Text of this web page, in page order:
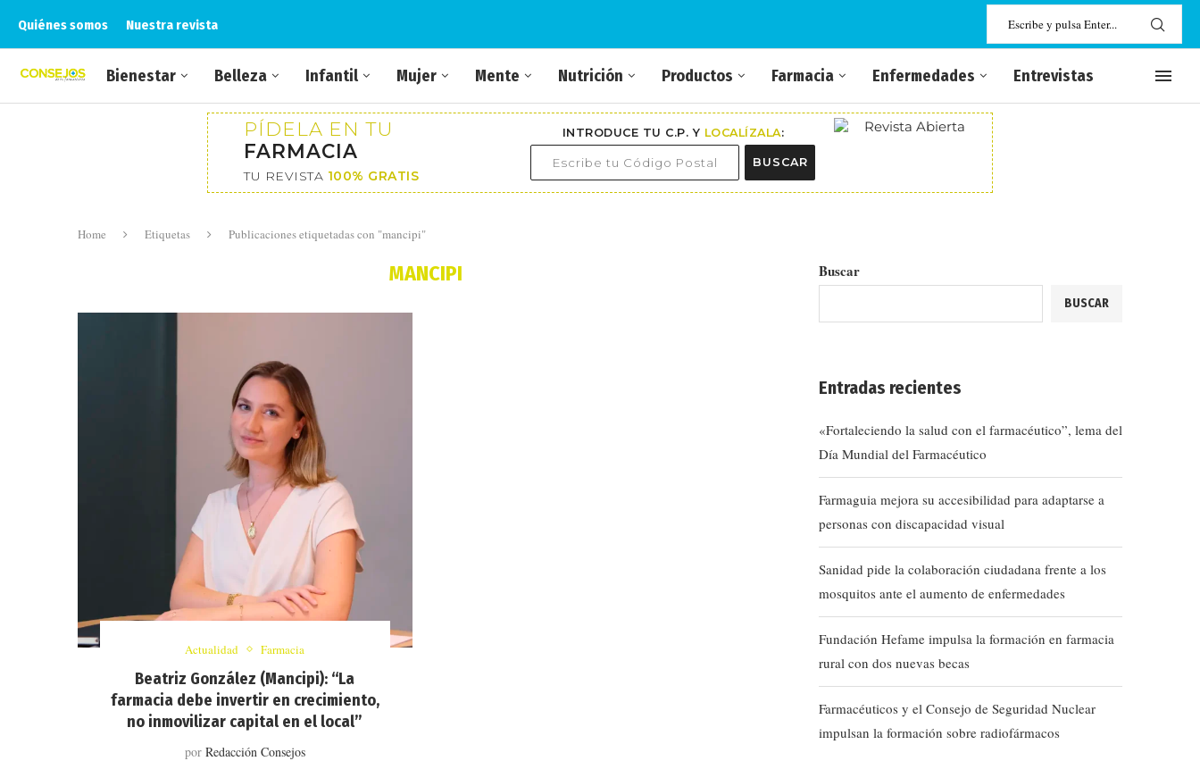
Quiénes somos Nuestra revista
Bienestar Belleza Infantil Mujer Mente Nutrición Productos Farmacia Enfermedades Entrevistas
PÍDELA EN TU
FARMACIA
TU REVISTA 100% GRATIS
INTRODUCE TU C.P. Y LOCALÍZALA:
BUSCAR
Home Etiquetas Publicaciones etiquetadas con "mancipi"
MANCIPI
Actualidad Farmacia
Beatriz González (Mancipi): “La
farmacia debe invertir en crecimiento,
no inmovilizar capital en el local”
por Redacción Consejos
Buscar
BUSCAR
Entradas recientes
«Fortaleciendo la salud con el farmacéutico”, lema del
Día Mundial del Farmacéutico
Farmaguia mejora su accesibilidad para adaptarse a
personas con discapacidad visual
Sanidad pide la colaboración ciudadana frente a los
mosquitos ante el aumento de enfermedades
Fundación Hefame impulsa la formación en farmacia
rural con dos nuevas becas
Farmacéuticos y el Consejo de Seguridad Nuclear
impulsan la formación sobre radiofármacos